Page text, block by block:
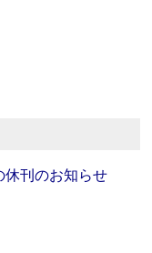
休刊のお知らせ